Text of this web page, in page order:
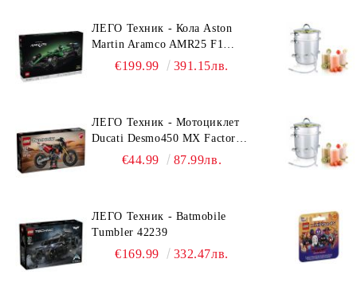
ЛЕГО Техник - Кола Aston
Martin Aramco AMR25 F1
42240€199.99 391.15лв.
ЛЕГО Техник - Мотоциклет
Ducati Desmo450 MX Factory
€44.99 87.99лв.
ЛЕГО Техник - Batmobile
Tumbler 42239
€169.99 332.47лв.